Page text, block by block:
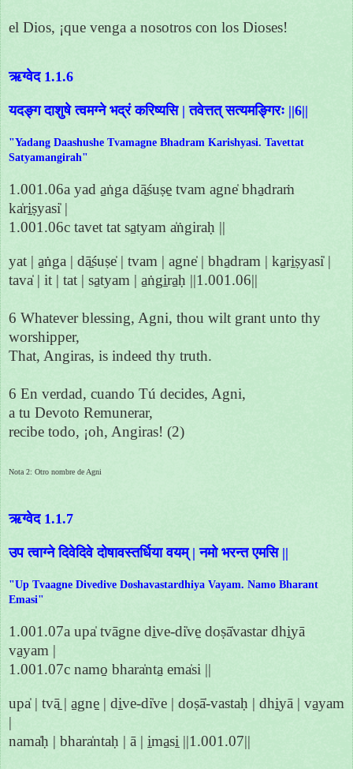
el Dios, ¡que venga a nosotros con los Dioses!
ऋग्वेद 1.1.6
यदङ्ग दाशुषे त्वमग्ने भद्रं करिष्यसि | तवेत्तत् सत्यमङ्गिरः ||6||
"Yadang Daashushe Tvamagne Bhadram Karishyasi. Tavettat
Satyamangirah"
1.001.06a yad a̱ṅga dā̱śuṣe̱ tvam agne̍ bha̱draṁ
ka̍ri̱ṣyasi̍ |
1.001.06c tavet tat sa̱tyam a̍ṅgiraḥ ||
yat | a̱ṅga | dā̱śuṣe̍ | tvam | agne̍ | bha̱dram | ka̱ri̱ṣyasi̍ |
tava̍ | it | tat | sa̱tyam | a̱ṅgi̱ra̱ḥ ||1.001.06||
6 Whatever blessing, Agni, thou wilt grant unto thy
worshipper,
That, Angiras, is indeed thy truth.
6 En verdad, cuando Tú decides, Agni,
a tu Devoto Remunerar,
recibe todo, ¡oh, Angiras! (2)
Nota 2: Otro nombre de Agni
ऋग्वेद 1.1.7
उप त्वाग्ने दिवेदिवे दोषावस्तर्धिया वयम् | नमो भरन्त एमसि ||
"Up Tvaagne Divedive Doshavastardhiya Vayam. Namo Bharant
Emasi"
1.001.07a upa̍ tvāgne di̱ve-di̍ve̱ doṣā̍vastar dhi̱yā
va̱yam |
1.001.07c namo̱ bhara̍nta̱ ema̍si ||
upa̍ | tvā̱ | a̱gne̱ | di̱ve-di̍ve | doṣā̍-vastaḥ | dhi̱yā | va̱yam
|
nama̍ḥ | bhara̍ntaḥ | ā | i̱ma̱si̱ ||1.001.07||